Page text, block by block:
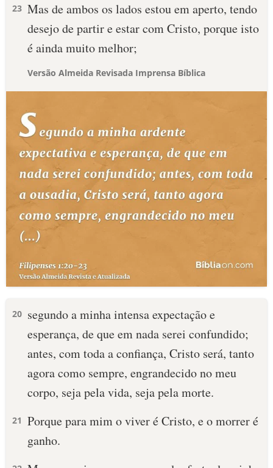
23 Mas de ambos os lados estou em aperto, tendo
desejo de partir e estar com Cristo, porque isto
é ainda muito melhor;
Versão Almeida Revisada Imprensa Bíblica
20 segundo a minha intensa expectação e
esperança, de que em nada serei confundido;
antes, com toda a confiança, Cristo será, tanto
agora como sempre, engrandecido no meu
corpo, seja pela vida, seja pela morte.
21 Porque para mim o viver é Cristo, e o morrer é
ganho.